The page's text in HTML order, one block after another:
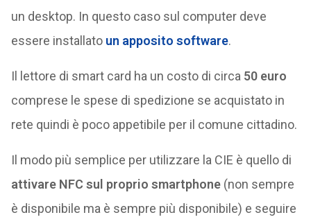
un desktop. In questo caso sul computer deve
essere installato un apposito software.
Il lettore di smart card ha un costo di circa 50 euro
comprese le spese di spedizione se acquistato in
rete quindi è poco appetibile per il comune cittadino.
Il modo più semplice per utilizzare la CIE è quello di
attivare NFC sul proprio smartphone(non sempre
è disponibile ma è sempre più disponibile) e seguire